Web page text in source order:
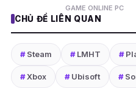
GAME ONLINE PC
CHỦ ĐỀ LIÊN QUAN
#Steam #LMHT #
#Xbox #Ubisoft #